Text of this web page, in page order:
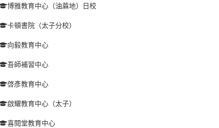
博雅教育中心（油蔴地）日校
卡頓書院（太子分校）
向毅教育中心
吾師補習中心
啓彥教育中心
啟耀教育中心（太子）
喜閱堂教育中心